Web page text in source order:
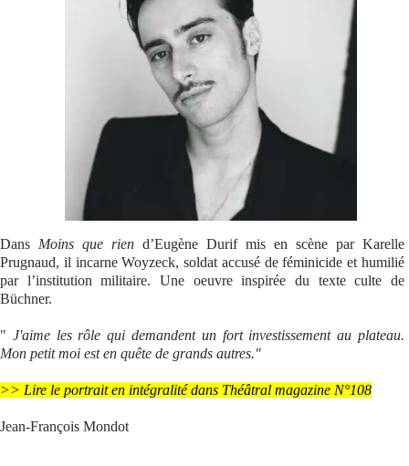
Dans Moins que rien d’Eugène Durif mis en scène par Karelle
Prugnaud, il incarne Woyzeck, soldat accusé de féminicide et humilié
par l’institution militaire. Une oeuvre inspirée du texte culte de
Büchner.
" J'aime les rôle qui demandent un fort investissement au plateau.
Mon petit moi est en quête de grands autres."
>> Lire le portrait en intégralité dans Théâtral magazine N°108
Jean-François Mondot